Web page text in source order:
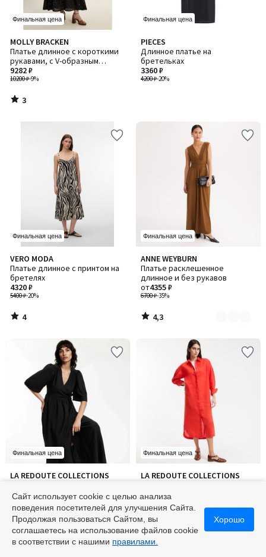
Финальная цена
MOLLY BRACKEN
Платье длинное с короткими
рукавами, с V-образным
вырезом
10200 ₽-9%
9282 ₽
3
/
5
3
/
Финальная цена
PIECES
Длинное платье на
бретельках
4200 ₽-20%
3360 ₽
Финальная цена
VERO MODA
Платье длинное с принтом на
бретелях
5400 ₽-20%
4320 ₽
4
/
5
4
/
Финальная цена
ANNE WEYBURN
Платье расклешенное
длинное и без рукавов
6700 ₽-35%
от4355 ₽
4,3
/ 5
Количество
цветов:
2
4,3
/
Финальная цена
LA REDOUTE COLLECTIONS
короткими рукавами
7200 ₽-29%
от5112 ₽
5
5
Количество
2
5
5
Финальная цена
LA REDOUTE COLLECTIONS
рубашка, рукав длинный
10500 ₽-25%
от7875 ₽
5
5
Количество
2
5
5
Сайт использует cookie с целью анализа
поведения посетителей для улучшения Сайта.
Продолжая пользоваться Сайтом, вы
соглашаетесь на использование файлов cookie
в соответствии с нашими правилами.
Хорошо